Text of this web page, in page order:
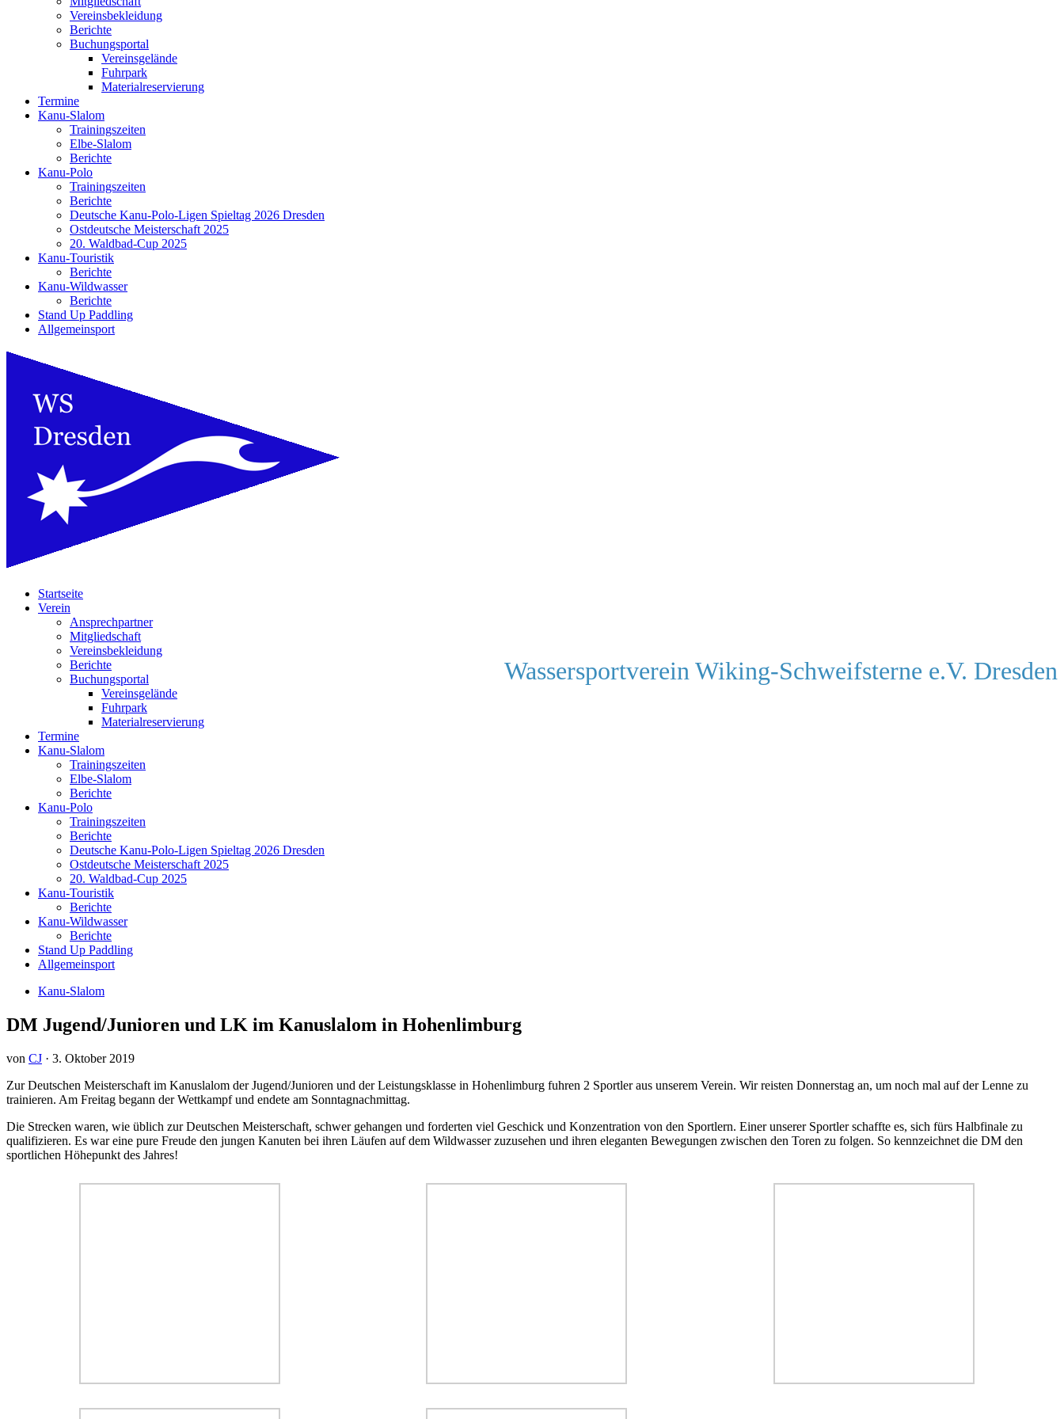
Vereinsbekleidung
Berichte
Buchungsportal
Vereinsgelände
Fuhrpark
Materialreservierung
Termine
Kanu-Slalom
Trainingszeiten
Elbe-Slalom
Berichte
Kanu-Polo
Trainingszeiten
Berichte
Deutsche Kanu-Polo-Ligen Spieltag 2026 Dresden
Ostdeutsche Meisterschaft 2025
20. Waldbad-Cup 2025
Kanu-Touristik
Berichte
Kanu-Wildwasser
Berichte
Stand Up Paddling
Allgemeinsport
Wassersportverein Wiking-Schweifsterne e.V. Dresden
Startseite
Verein
Ansprechpartner
Mitgliedschaft
Vereinsbekleidung
Berichte
Buchungsportal
Vereinsgelände
Fuhrpark
Materialreservierung
Termine
Kanu-Slalom
Trainingszeiten
Elbe-Slalom
Berichte
Kanu-Polo
Trainingszeiten
Berichte
Deutsche Kanu-Polo-Ligen Spieltag 2026 Dresden
Ostdeutsche Meisterschaft 2025
20. Waldbad-Cup 2025
Kanu-Touristik
Berichte
Kanu-Wildwasser
Berichte
Stand Up Paddling
Allgemeinsport
Kanu-Slalom
DM Jugend/Junioren und LK im Kanuslalom in Hohenlimburg
von CJ · 3. Oktober 2019
Zur Deutschen Meisterschaft im Kanuslalom der Jugend/Junioren und der Leistungsklasse in Hohenlimburg fuhren 2 Sportler aus unserem Verein. Wir reisten Donnerstag an, um noch mal auf der Lenne zu
trainieren. Am Freitag begann der Wettkampf und endete am Sonntagnachmittag.
Die Strecken waren, wie üblich zur Deutschen Meisterschaft, schwer gehangen und forderten viel Geschick und Konzentration von den Sportlern. Einer unserer Sportler schaffte es, sich fürs Halbfinale zu
qualifizieren. Es war eine pure Freude den jungen Kanuten bei ihren Läufen auf dem Wildwasser zuzusehen und ihren eleganten Bewegungen zwischen den Toren zu folgen. So kennzeichnet die DM den
sportlichen Höhepunkt des Jahres!